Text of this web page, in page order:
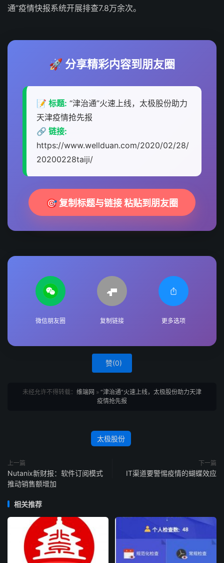
通”疫情快报系统开展排查7.8万余次。
🚀 分享精彩内容到朋友圈
📝 标题: “津治通”火速上线，太极股份助力
天津疫情抢先报
🔗 链接:
https://www.wellduan.com/2020/02/28/
20200228taiji/
🎯 复制标题与链接 粘贴到朋友圈
微信朋友圈 复制链接 更多选项
赞(0)
未经允许不得转载： 维端网 » “津治通”火速上线，太极股份助力天津
疫情抢先报
太极股份
上一篇
Nutanix新财报：软件订阅模式
推动销售额增加
下一篇
IT渠道要警惕疫情的蝴蝶效应
相关推荐